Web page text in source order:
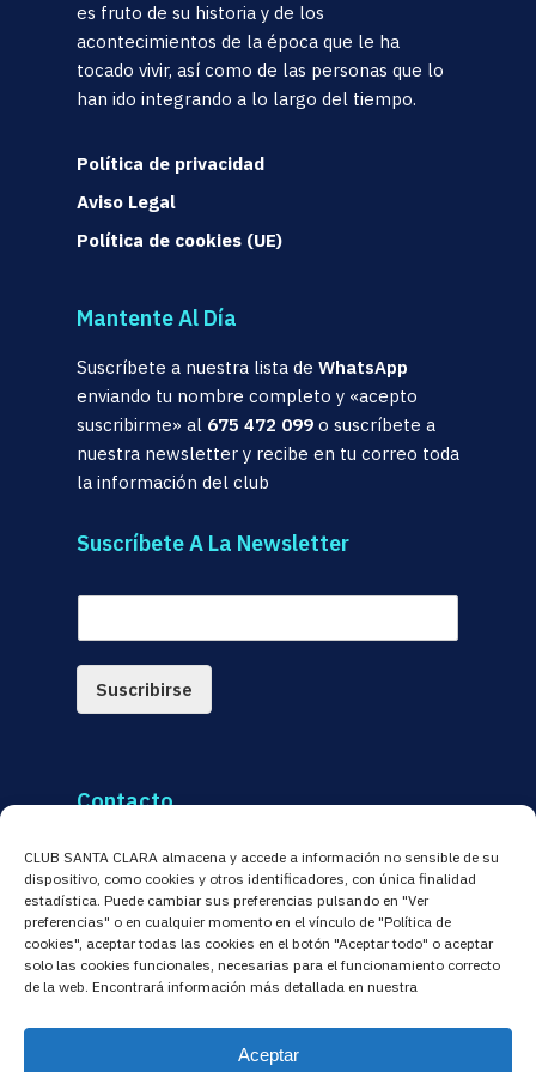
CLUB SANTA CLARA almacena y accede a información no sensible de su
dispositivo, como cookies y otros identificadores, con única finalidad
estadística. Puede cambiar sus preferencias pulsando en "Ver
preferencias" o en cualquier momento en el vínculo de "Política de
cookies", aceptar todas las cookies en el botón "Aceptar todo" o aceptar
solo las cookies funcionales, necesarias para el funcionamiento correcto
de la web. Encontrará información más detallada en nuestra
Aceptar
es fruto de su historia y de los
acontecimientos de la época que le ha
tocado vivir, así como de las personas que lo
han ido integrando a lo largo del tiempo.
Política de privacidad
Aviso Legal
Política de cookies (UE)
Mantente Al Día
Suscríbete a nuestra lista de WhatsApp
enviando tu nombre completo y «acepto
suscribirme» al 675 472 099 o suscríbete a
nuestra newsletter y recibe en tu correo toda
la información del club
Suscríbete A La Newsletter
Suscribirse
Contacto
C/ Alonso de Pineda, 1– 41007 Sevilla
Tlf. Oficina:954 256479
Tlf. Conserjería:954 516476